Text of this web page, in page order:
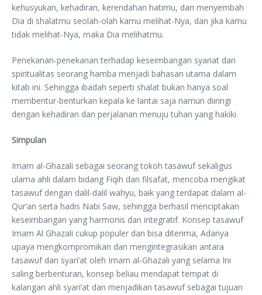
kehusyukan, kehadiran, kerendahan hatimu, dan menyembah
Dia di shalatmu seolah-olah kamu melihat-Nya, dan jika kamu
tidak melihat-Nya, maka Dia melihatmu.
Penekanan-penekanan terhadap keseimbangan syariat dan
spiritualitas seorang hamba menjadi bahasan utama dalam
kitab ini. Sehingga ibadah seperti shalat bukan hanya soal
membentur-benturkan kepala ke lantai saja namun diiringi
dengan kehadiran dan perjalanan menuju tuhan yang hakiki.
Simpulan
Imam al-Ghazali sebagai seorang tokoh tasawuf sekaligus
ulama ahli dalam bidang Fiqih dan filsafat, mencoba mengikat
tasawuf dengan dalil-dalil wahyu, baik yang terdapat dalam al-
Qur’an serta hadis Nabi Saw, sehingga berhasil menciptakan
keseimbangan yang harmonis dan integratif. Konsep tasawuf
Imam Al Ghazali cukup populer dan bisa diterima, Adanya
upaya mengkompromikan dan mengintegrasikan antara
tasawuf dan syari’at oleh Imam al-Ghazali yang selama Ini
saling berbenturan, konsep beliau mendapat tempat di
kalangan ahli syari’at dan menjadikan tasawuf sebagai tujuan